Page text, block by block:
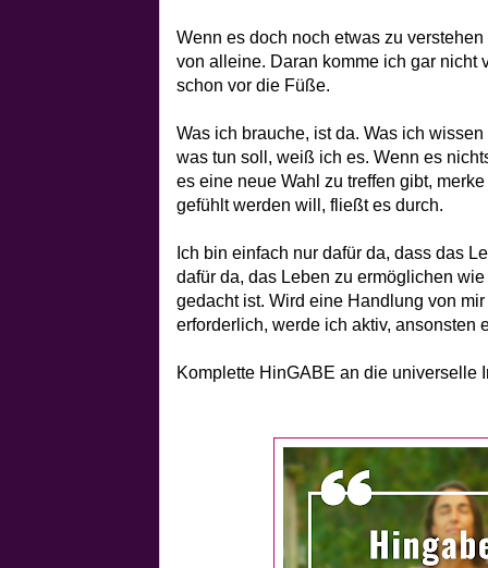
Wenn es doch noch etwas zu
von alleine. Daran komme ich gar nicht
schon vor die Füße.
Was ich brauche, ist da. Was ich
was tun soll, weiß ich es. Wenn es
es eine neue Wahl zu treffen gibt,
gefühlt werden will, fließt es durch.
Ich bin einfach nur dafür da, dass das
dafür da, das Leben zu ermöglichen
gedacht ist. Wird eine Handlung von
erforderlich, werde ich aktiv, ansonsten
Komplette HinGABE an die universelle